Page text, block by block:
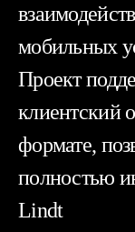
мобильных
Проект
клиентский
формате,
полностью
Lindt